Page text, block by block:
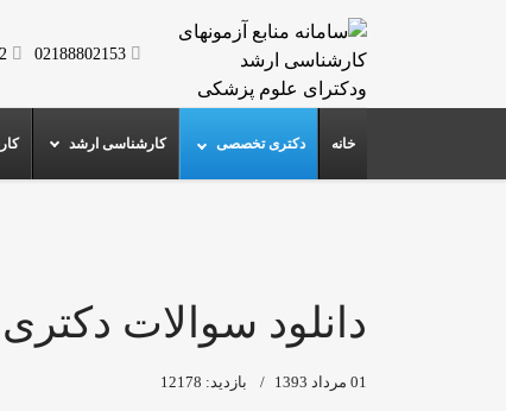
02188802153
خانه دکتری تخصصی کارشناسی ارشد
دانلود سوالات
01 مرداد 1393 بازدید: 12178